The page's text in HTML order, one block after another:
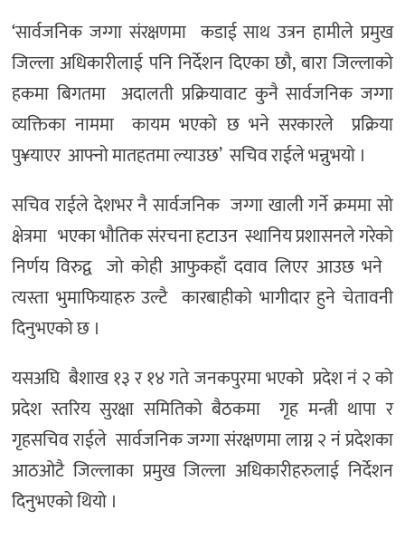
‘सार्वजनिक जग्गा संरक्षणमा कडाई साथ उत्रन हामीले प्रमुख
जिल्ला अधिकारीलाई पनि निर्देशन दिएका छौ, बारा जिल्लाको
हकमा बिगतमा अदालती प्रक्रियावाट कुनै सार्वजनिक जग्गा
व्यक्तिका नाममा कायम भएको छ भने सरकारले प्रक्रिया
पु¥याएर आफ्नो मातहतमा ल्याउछ’ सचिव राईले भन्नुभयो ।
सचिव राईले देशभर नै सार्वजनिक जग्गा खाली गर्ने क्रममा सो
क्षेत्रमा भएका भौतिक संरचना हटाउन स्थानिय प्रशासनले गरेको
निर्णय विरुद्व जो कोही आफुकहाँ दवाव लिएर आउछ भने
त्यस्ता भुमाफियाहरु उल्टै कारबाहीको भागीदार हुने चेतावनी
दिनुभएको छ ।
यसअघि बैशाख १३ र १४ गते जनकपुरमा भएको प्रदेश नं २ को
प्रदेश स्तरिय सुरक्षा समितिको बैठकमा गृह मन्त्री थापा र
गृहसचिव राईले सार्वजनिक जग्गा संरक्षणमा लाग्न २ नं प्रदेशका
आठओटै जिल्लाका प्रमुख जिल्ला अधिकारीहरुलाई निर्देशन
दिनुभएको थियो ।